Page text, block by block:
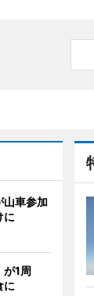
山車参加
に
が1周
に